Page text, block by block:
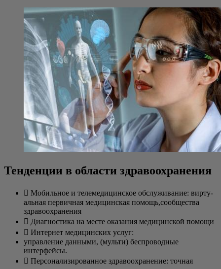
Тенденции в области здравоохранения
 Мобиль­ное и теле­ме­ди­цин­ское обслу­жи­ва­ние: вир­ту­
аль­ная пер­вич­ная меди­цин­ская помощь,сообщества
здравоохранения
 Диа­гно­сти­ка на месте ока­за­ния меди­цин­ской помощи
 Интер­нет меди­цин­ских услуг:
управ­ле­ние дан­ны­ми, (муль­ти) бес­про­вод­ные
интерфейсы.
 Пер­со­на­ли­зи­ро­ван­ное здра­во­охра­не­ние: точ­ная